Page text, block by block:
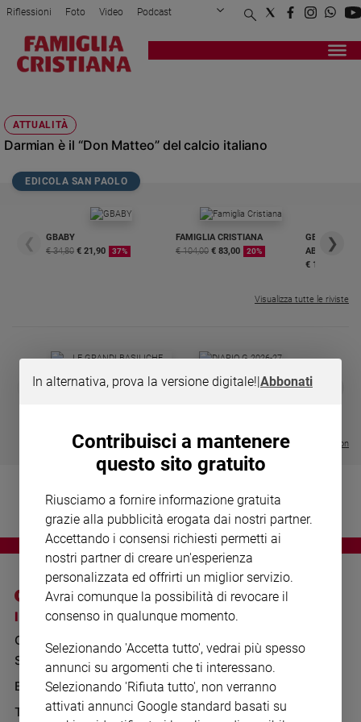
Attualità
Politica
Mondo
Legalità
Sport
Chiesa
Chiesa
Devozione
Parola
giorno
giorno
e
valori
Riflessioni Foto Video Podcast
Privacy Policy Chi siamo
Registrati Redazione
ATTUALITÀ
Darmian è il “Don Matteo” del calcio italiano
EDICOLA SAN PAOLO
❮
GBABY
€ 34,80 € 21,90 37%
FAMIGLIA CRISTIANA
€ 104,00 € 83,00 20%
GBABY
€ 16,99
❯
Visualizza tutte le riviste
❮
DIARIO G 2026-27
COLLANA
Visualizza tutte le collection
I SITI SAN PAOLO
GRUPPO EDITORIALE
SAN PAOLO
BENESSERE
TELENOVA
NOTE LEGALI
PRIVACY POLICY
INFORMATIVA
WHISTLEBLOWING
SOCIAL
In alternativa, prova la versione digitale!|Abbonati
Contribuisci a mantenere
questo sito gratuito
Riusciamo a fornire informazione gratuita
grazie alla pubblicità erogata dai nostri partner.
Accettando i consensi richiesti permetti ai
nostri partner di creare un'esperienza
personalizzata ed offrirti un miglior servizio.
Avrai comunque la possibilità di revocare il
consenso in qualunque momento.
Selezionando 'Accetta tutto', vedrai più spesso
annunci su argomenti che ti interessano.
Selezionando 'Rifiuta tutto', non verranno
attivati annunci Google standard basati su